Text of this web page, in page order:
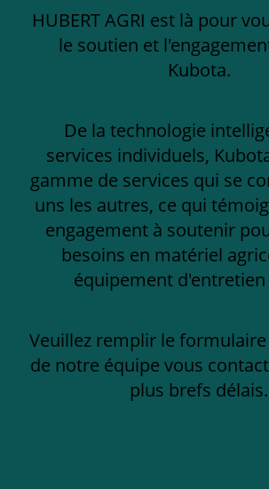
HUBERT AGRI est là pour
le soutien et
Kubota.
De la technologie
services individuels,
gamme de services qui se
uns les autres, ce qui
engagement à soutenir
besoins en matériel
équipement d'entretien
Veuillez remplir le
de notre équipe vous
plus brefs délais.